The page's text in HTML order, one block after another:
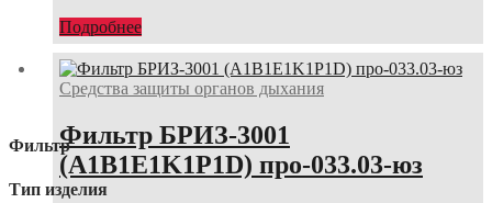
Подробнее
Средства защиты органов дыхания
Фильтр БРИЗ-3001
(A1B1E1K1Р1D) про-033.03-юз
Фильтр
Тип изделия